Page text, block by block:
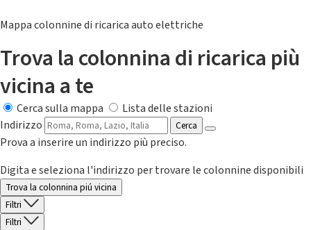
Mappa colonnine di ricarica auto elettriche
Trova la colonnina di ricarica più
vicina a te
Cerca sulla mappa
Lista delle stazioni
Indirizzo
Cerca
Prova a inserire un indirizzo più preciso.
Digita e seleziona l'indirizzo per trovare le colonnine disponibili
Trova la colonnina piú vicina
Filtri
Filtri